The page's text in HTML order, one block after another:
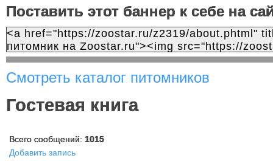
Поставить этот баннер к себе на
Смотреть каталог питомников
Гостевая книга
Всего сообщений: 1015
Добавить запись